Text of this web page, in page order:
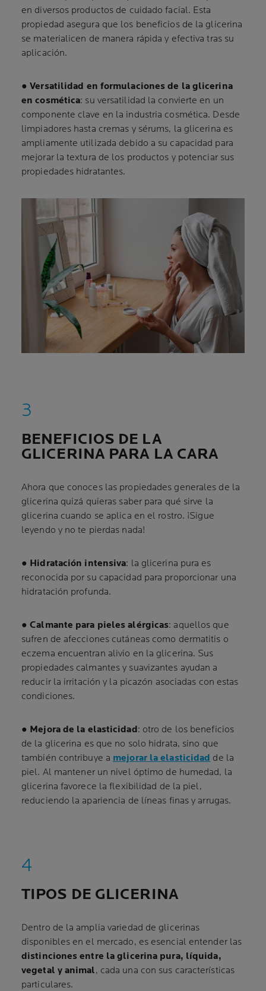
en diversos productos de cuidado facial. Esta
propiedad asegura que los beneficios de la glicerina
se materialicen de manera rápida y efectiva tras su
aplicación.
●Versatilidad en formulaciones de la glicerina
en cosmética: su versatilidad la convierte en un
componente clave en la industria cosmética. Desde
limpiadores hasta cremas y sérums, la glicerina es
ampliamente utilizada debido a su capacidad para
mejorar la textura de los productos y potenciar sus
propiedades hidratantes.
BENEFICIOS DE LA
GLICERINA PARA LA CARA
Ahora que conoces las propiedades generales de la
glicerina quizá quieras saber para qué sirve la
glicerina cuando se aplica en el rostro. ¡Sigue
leyendo y no te pierdas nada!
● Hidratación intensiva: la glicerina pura es
reconocida por su capacidad para proporcionar una
hidratación profunda.
●Calmante para pieles alérgicas: aquellos que
sufren de afecciones cutáneas como dermatitis o
eczema encuentran alivio en la glicerina. Sus
propiedades calmantes y suavizantes ayudan a
reducir la irritación y la picazón asociadas con estas
condiciones.
● Mejora de la elasticidad: otro de los beneficios
de la glicerina es que no solo hidrata, sino que
también contribuye a mejorar la elasticidad de la
piel. Al mantener un nivel óptimo de humedad, la
glicerina favorece la flexibilidad de la piel,
reduciendo la apariencia de líneas finas y arrugas.
TIPOS DE GLICERINA
Dentro de la amplia variedad de glicerinas
disponibles en el mercado, es esencial entender las
distinciones entre la glicerina pura, líquida,
vegetal y animal, cada una con sus características
particulares.